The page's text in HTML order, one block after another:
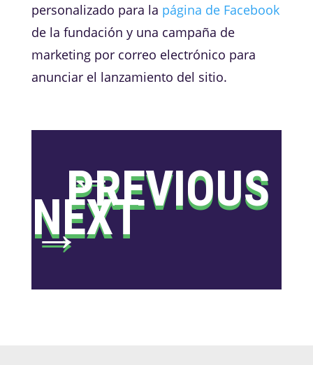
personalizado para la página de Facebook
de la fundación y una campaña de
marketing por correo electrónico para
anunciar el lanzamiento del sitio.
←
PREVIOUS
NEXT
→